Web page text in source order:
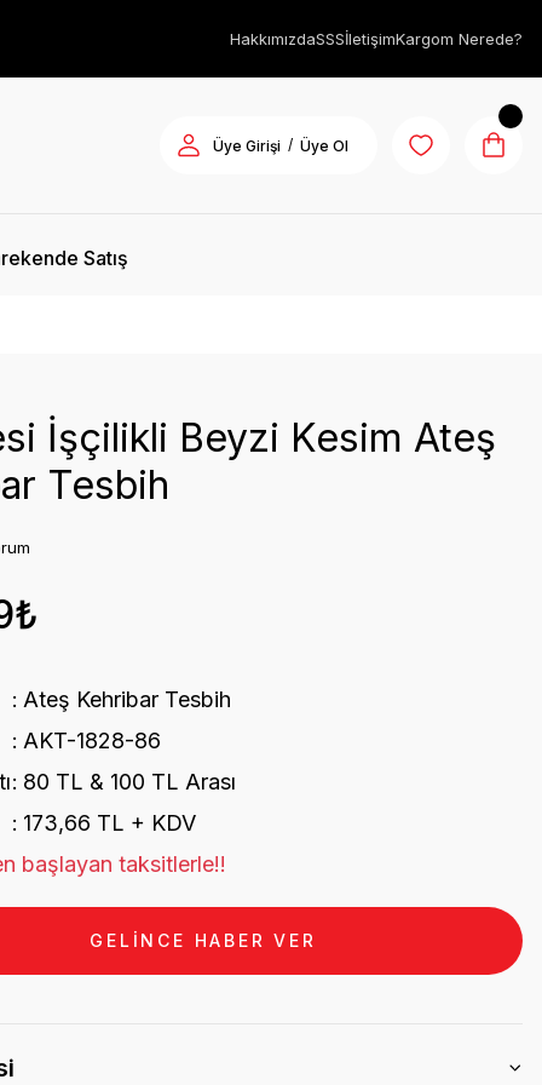
HakkımızdaSSSİletişimKargom Nerede?
Üye Girişi / Üye Ol
Satış
İşçilikli Beyzi Kesim Ateş
Tesbih
Ateş Kehribar Tesbih
AKT-1828-86
80 TL & 100 TL Arası
173,66 TL + KDV
başlayan taksitlerle!!
GELİNCE HABER VER